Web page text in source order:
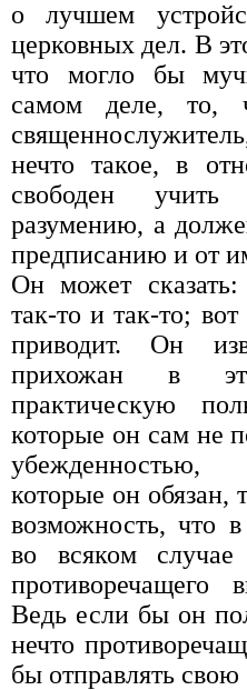
о лучшем
церковных дел. В
что могло бы
самом деле, то,
нечто такое, в
свободен
разумению, а
предписанию и от
Он может
так-то и так-то;
приводит. Он
прихожан в
практическую
которые он сам не
убежденностью,
которые он обязан,
возможность, что
во всяком
противоречащего
Ведь если бы он
нечто
бы отправлять свою